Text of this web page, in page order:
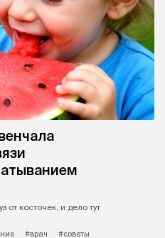
от косточек, и дело тут
#врач #советы